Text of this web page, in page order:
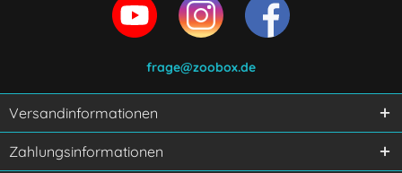
Ich habe die
verstanden und stimme zu.
frage@zoobox.de
Versandinformationen
Zahlungsinformationen